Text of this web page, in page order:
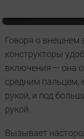
Говоря о внешнем
конструкторы
включения — она
средним пальцем,
рукой, и под
рукой.
Вызывает